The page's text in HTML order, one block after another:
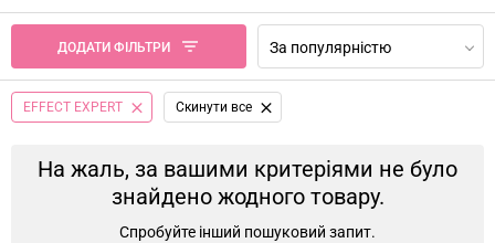
ДОДАТИ ФІЛЬТРИ За популярністю
EFFECT EXPERT Cкинути все
На жаль, за вашими критеріями не було
знайдено жодного товару.
Спробуйте інший пошуковий запит.